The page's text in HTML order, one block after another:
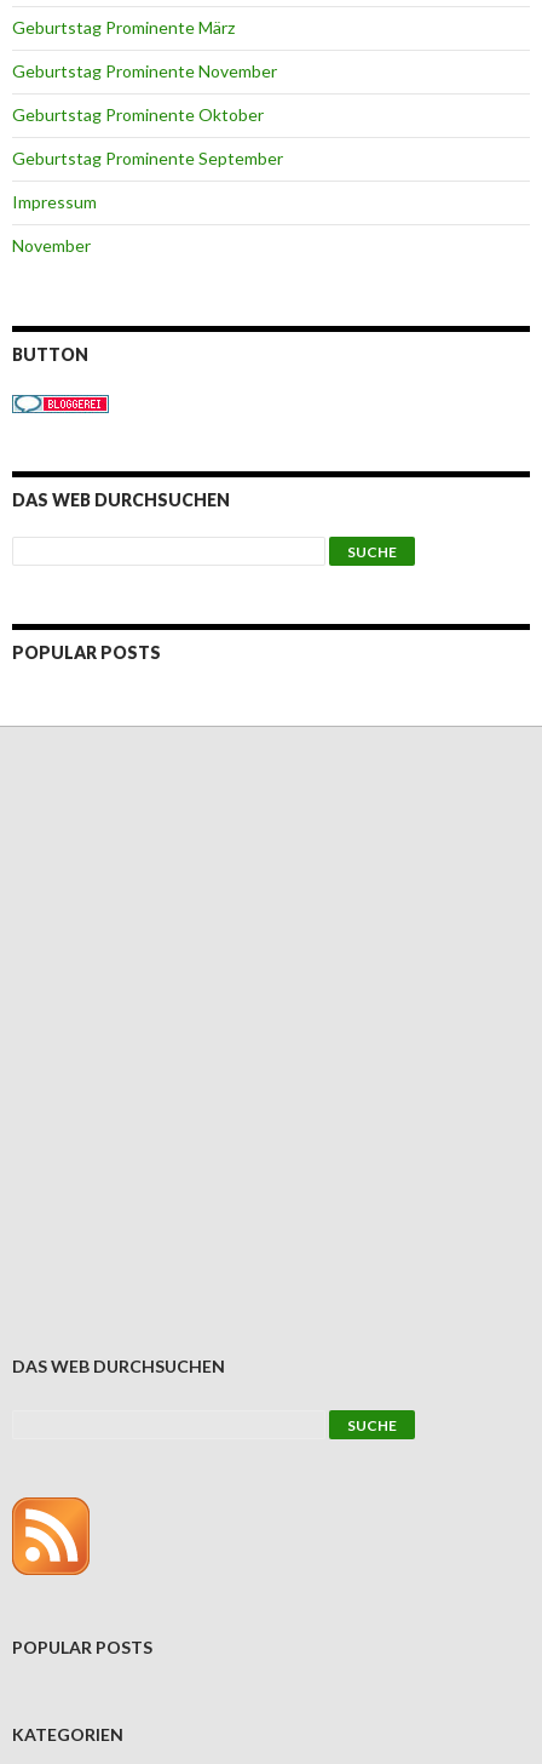
Geburtstag Prominente März
Geburtstag Prominente November
Geburtstag Prominente Oktober
Geburtstag Prominente September
Impressum
November
BUTTON
DAS WEB DURCHSUCHEN
POPULAR POSTS
DAS WEB DURCHSUCHEN
POPULAR POSTS
KATEGORIEN